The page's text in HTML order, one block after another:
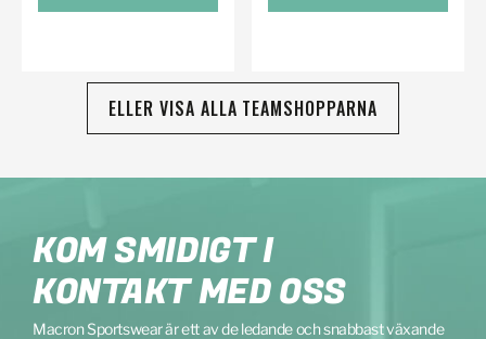
ELLER VISA ALLA TEAMSHOPPARNA
KOM SMIDIGT I
KONTAKT MED OSS
Macron Sportswear är ett av de ledande och snabbast växande